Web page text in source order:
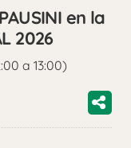
en la
2026
a 13:00)